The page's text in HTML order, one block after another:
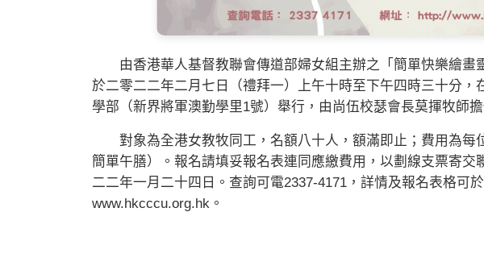
由香港華人基督教聯會傳道部婦女組主辦之「簡單快樂繪畫
於二零二二年二月七日（禮拜一）上午十時至下午四時三十分，
學部（新界將軍澳勤學里1號）舉行，由尚伍校瑟會長莫揮牧師擔
對象為全港女教牧同工，名額八十人，額滿即止；費用為每
簡單午膳）。報名請填妥報名表連同應繳費用，以劃線支票寄交
二二年一月二十四日。查詢可電2337-4171，詳情及報名表格可
www.hkcccu.org.hk。